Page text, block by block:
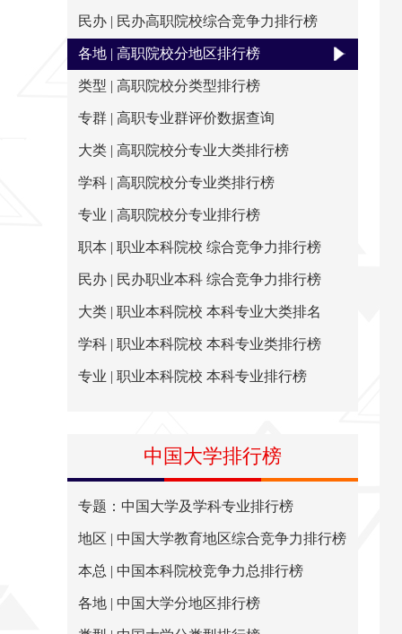
民办 | 民办高职院校综合竞争力排行榜
各地 | 高职院校分地区排行榜
类型 | 高职院校分类型排行榜
专群 | 高职专业群评价数据查询
大类 | 高职院校分专业大类排行榜
学科 | 高职院校分专业类排行榜
专业 | 高职院校分专业排行榜
职本 | 职业本科院校 综合竞争力排行榜
民办 | 民办职业本科 综合竞争力排行榜
大类 | 职业本科院校 本科专业大类排名
学科 | 职业本科院校 本科专业类排行榜
专业 | 职业本科院校 本科专业排行榜
中国大学排行榜
专题：中国大学及学科专业排行榜
地区 | 中国大学教育地区综合竞争力排行榜
本总 | 中国本科院校竞争力总排行榜
各地 | 中国大学分地区排行榜